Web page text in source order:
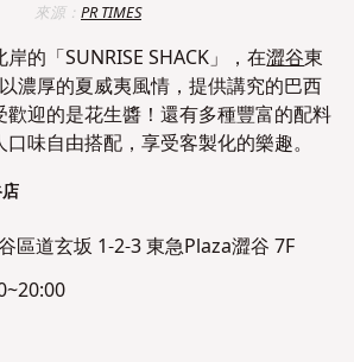
來源： PR TIMES
的「SUNRISE SHACK」，在澀谷東
濃厚的夏威夷風情，提供講究的巴西
迎的是花生醬！還有多種豐富的配料
味自由搭配，享受客製化的樂趣。
區道玄坂 1-2-3 東急Plaza澀谷 7F